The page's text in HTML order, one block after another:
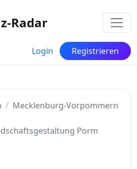
Radar
Login Registrieren
Mecklenburg-Vorpommern
Porm